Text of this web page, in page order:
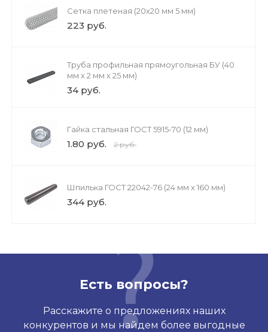
Сетка плетеная (20х20 мм 5 мм)
223 руб.
Труба профильная прямоугольная БУ (40
мм х 2 мм х 25 мм)
34 руб.
Гайка стальная ГОСТ 5915-70 (12 мм)
1.80 руб. 2 руб.
Шпилька ГОСТ 22042-76 (24 мм х 160 мм)
344 руб.
Есть вопросы?
Расскажите о предложениях наших
конкурентов и мы найдем более выгодные